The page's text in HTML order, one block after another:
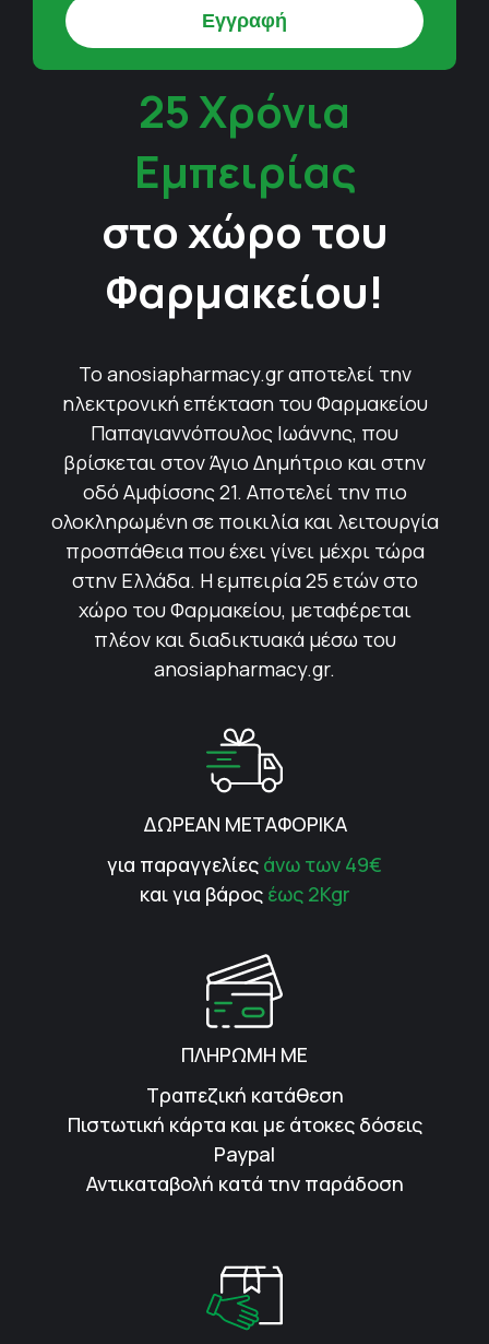
25 Χρόνια
Εμπειρίας
στο χώρο του
Φαρμακείου!
Το anosiapharmacy.gr αποτελεί την
ηλεκτρονική επέκταση του Φαρμακείου
Παπαγιαννόπουλος Ιωάννης, που
βρίσκεται στον Άγιο Δημήτριο και στην
οδό Αμφίσσης 21. Αποτελεί την πιο
ολοκληρωμένη σε ποικιλία και λειτουργία
προσπάθεια που έχει γίνει μέχρι τώρα
στην Ελλάδα. Η εμπειρία 25 ετών στο
χώρο του Φαρμακείου, μεταφέρεται
πλέον και διαδικτυακά μέσω του
anosiapharmacy.gr.
ΔΩΡΕΑΝ ΜΕΤΑΦΟΡΙΚΑ
για παραγγελίες άνω των 49€
και για βάρος έως 2Kgr
ΠΛΗΡΩΜΗ ΜΕ
Τραπεζική κατάθεση
Πιστωτική κάρτα και με άτοκες δόσεις
Paypal
Αντικαταβολή κατά την παράδοση